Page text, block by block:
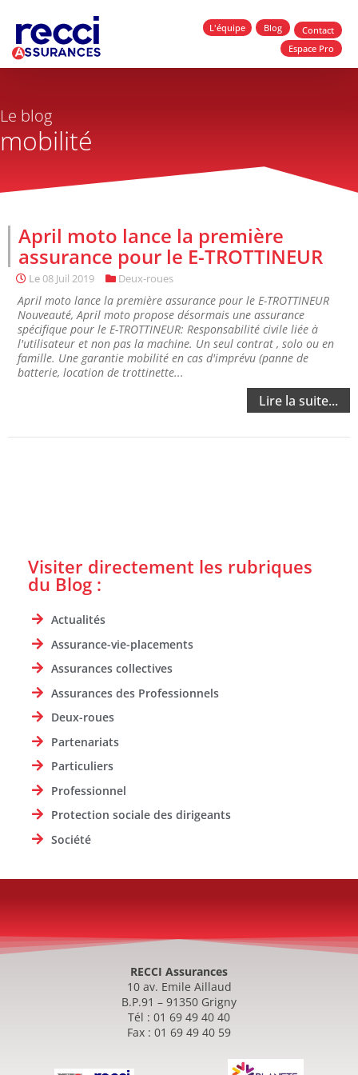
L'équipe Blog
Contact
Espace Pro
Le blog
mobilité
April moto lance la première
assurance pour le E-TROTTINEUR
Le08 Juil 2019 Deux-roues
April moto lance la première assurance pour le E-TROTTINEUR
Nouveauté, April moto propose désormais une assurance
spécifique pour le E-TROTTINEUR: Responsabilité civile liée à
l'utilisateur et non pas la machine. Un seul contrat , solo ou en
famille. Une garantie mobilité en cas d'imprévu (panne de
batterie, location de trottinette...
Lire la suite...
Visiter directement les rubriques
du Blog :
Actualités
Assurance-vie-placements
Assurances collectives
Assurances des Professionnels
Deux-roues
Partenariats
Particuliers
Professionnel
Protection sociale des dirigeants
Société
RECCI Assurances
10 av. Emile Aillaud
B.P.91 – 91350 Grigny
Tél : 01 69 49 40 40
Fax : 01 69 49 40 59